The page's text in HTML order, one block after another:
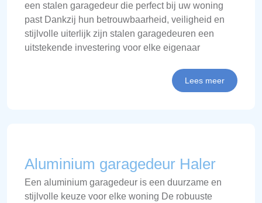
een stalen garagedeur die perfect bij uw woning
past Dankzij hun betrouwbaarheid, veiligheid en
stijlvolle uiterlijk zijn stalen garagedeuren een
uitstekende investering voor elke eigenaar
Lees meer
Aluminium garagedeur Haler
Een aluminium garagedeur is een duurzame en
stijlvolle keuze voor elke woning De robuuste